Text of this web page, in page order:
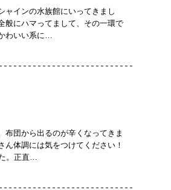
ャインの水族館にいってきまし
般にハマってまして、その一環で
わいい系に…
布団から出るのが辛くなってきま
ん体調には気をつけてください！
。正直…